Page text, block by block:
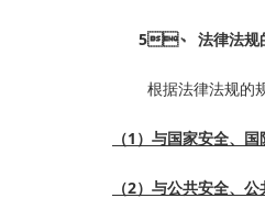
5、 法律法规
根据法律法规的
（1 ）与国家安全、国
（2）与公共安全、公